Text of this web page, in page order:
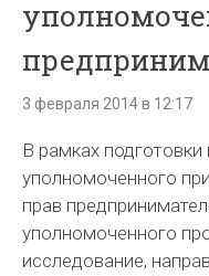
3 февраля 2014 в 12:17
В рамках
уполномоченного
прав
уполномоченного
исследование,